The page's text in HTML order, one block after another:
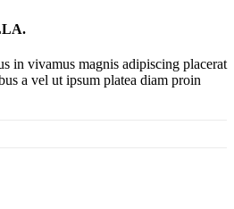
in vivamus magnis adipiscing placerat
a vel ut ipsum platea diam proin